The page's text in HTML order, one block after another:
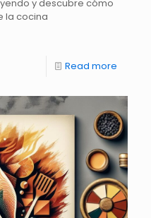
y descubre cómo
la cocina
Read more